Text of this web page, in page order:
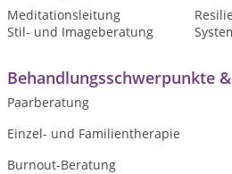
Meditationsleitung
Stil- und Imageberatung
Behandlungsschwerpunkte
Paarberatung
Einzel- und Familientherapie
Burnout-Beratung